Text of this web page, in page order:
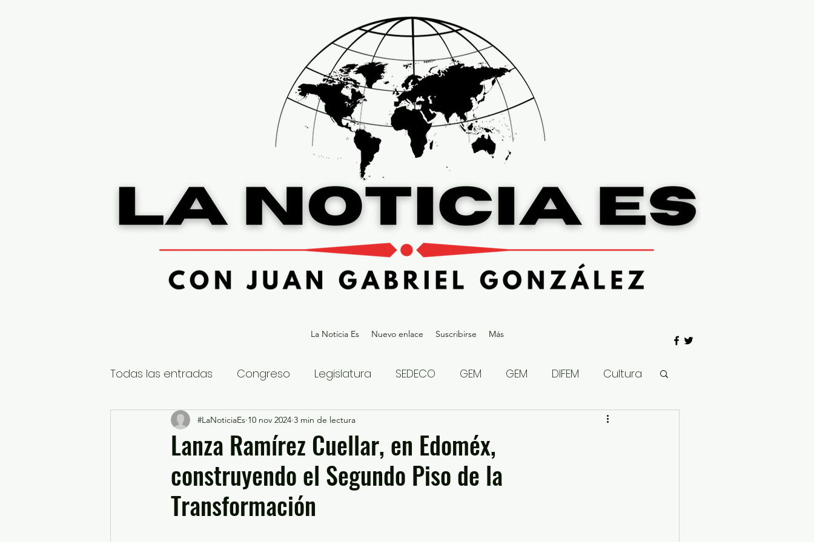
La Noticia Es Nuevo enlace Suscribirse Más
Todas las entradas Congreso Legislatura SEDECO GEM GEM DIFEM Cultura
Nacional Estatal Gubernatura Edoméx 2023
Educación y Cultura Seguridad y Justicia Denuncia Ciudadana
¿Qué pasa en tus municipios?
Lanza Ramírez Cuellar, en Edoméx,
construyendo el Segundo Piso de la
Transformación
#LaNoticiaEs 10 nov 2024 3 min de lectura